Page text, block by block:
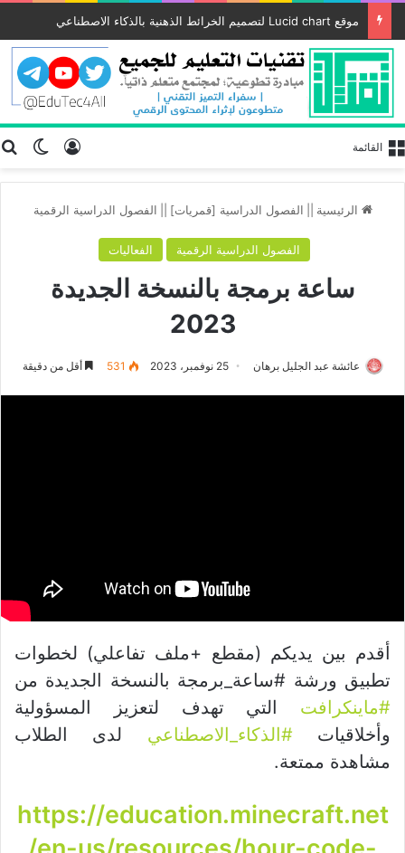
موقع Lucid chart لتصميم الخرائط الذهنية بالذكاء الاصطناعي
تسجيل القائمة
الرئيسية الفصول الدراسية [قمريات] الفصول الدراسية الرقمية
الفصول الدراسية الرقمية الفعاليات
ساعة برمجة بالنسخة الجديدة
2023
عائشة عبد الجليل برهان 25 نوفمبر، 2023 531 أقل من دقيقة
أقدم بين يديكم (مقطع +ملف تفاعلي) لخطوات
تطبيق ورشة #ساعة_برمجة بالنسخة الجديدة من
#ماينكرافت التي تهدف لتعزيز المسؤولية
وأخلاقيات #الذكاء_الاصطناعي لدى الطلاب
مشاهدة ممتعة.
https://education.minecraft.net